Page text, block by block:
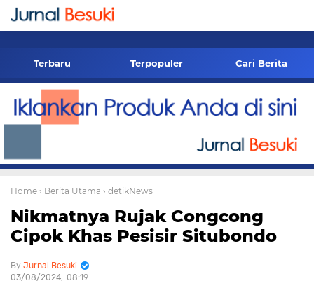
-->
Terbaru Terpopuler Cari Berita
Home › Berita Utama › detikNews
Nikmatnya Rujak Congcong
Cipok Khas Pesisir Situbondo
Jurnal Besuki
03/08/2024 08:19